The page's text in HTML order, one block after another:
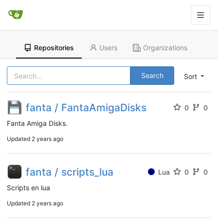
Repositories Users Organizations
Sort
Search
fanta / FantaAmigaDisks 0
0
Fanta Amiga Disks.
Updated 2 years ago
fanta / scripts_lua Lua 0
0
Scripts en lua
Updated 2 years ago